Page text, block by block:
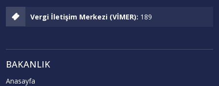
Vergi İletişim Merkezi (VİMER): 189
BAKANLIK
Anasayfa